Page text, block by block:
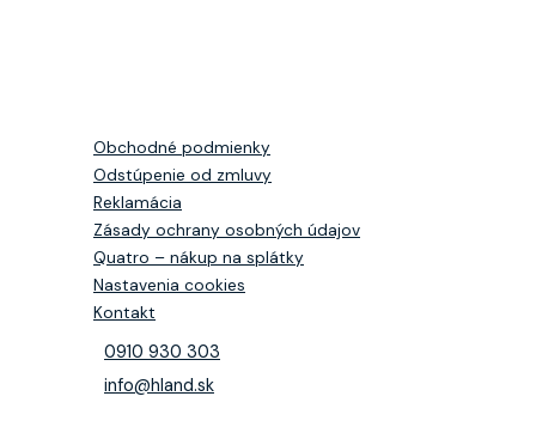
Obchodné podmienky
Odstúpenie od zmluvy
Reklamácia
Zásady ochrany osobných údajov
Quatro – nákup na splátky
Nastavenia cookies
Kontakt
0910 930 303
info@hland.sk